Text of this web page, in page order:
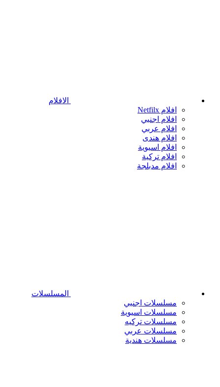
الافلام
افلام Netfilx
افلام اجنبي
افلام عربي
افلام هندى
افلام اسيوية
افلام تركية
افلام مدبلجة
المسلسلات
مسلسلات اجنبي
مسلسلات اسيوية
مسلسلات تركيه
مسلسلات عربي
مسلسلات هندية